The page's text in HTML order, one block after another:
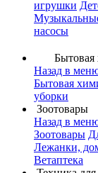
игрушки
насосы
Бытовая
Назад в
Бытовая
уборки
Зоотовары
Назад в
Зоотовары
Лежанки,
Ветаптека